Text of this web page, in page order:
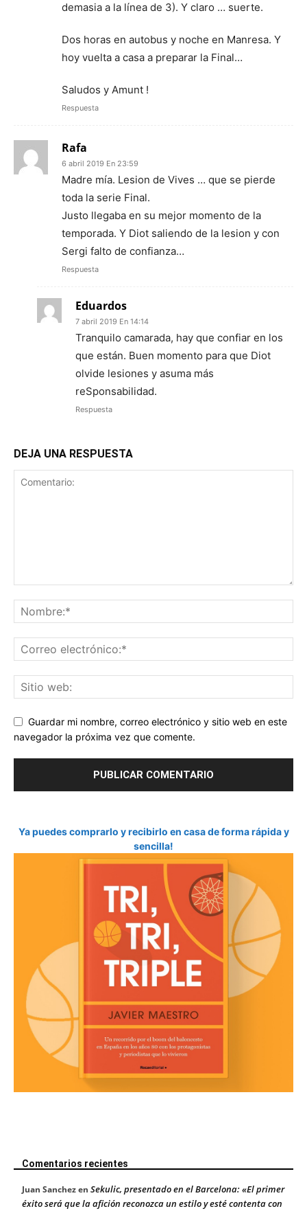
demasia a la línea de 3). Y claro … suerte.
Dos horas en autobus y noche en Manresa. Y
hoy vuelta a casa a preparar la Final…
Saludos y Amunt !
Respuesta
Rafa
6 abril 2019 En 23:59
Madre mía. Lesion de Vives … que se pierde
toda la serie Final.
Justo llegaba en su mejor momento de la
temporada. Y Diot saliendo de la lesion y con
Sergi falto de confianza…
Respuesta
Eduardos
7 abril 2019 En 14:14
Tranquilo camarada, hay que confiar en los
que están. Buen momento para que Diot
olvide lesiones y asuma más
reSponsabilidad.
Respuesta
DEJA UNA RESPUESTA
Guardar mi nombre, correo electrónico y sitio web en este
navegador la próxima vez que comente.
Ya puedes comprarlo y recibirlo en casa de forma rápida y
sencilla!
Comentarios recientes
Juan Sanchezen Sekulic, presentado en el Barcelona: «El primer
éxito será que la afición reconozca un estilo y esté contenta con